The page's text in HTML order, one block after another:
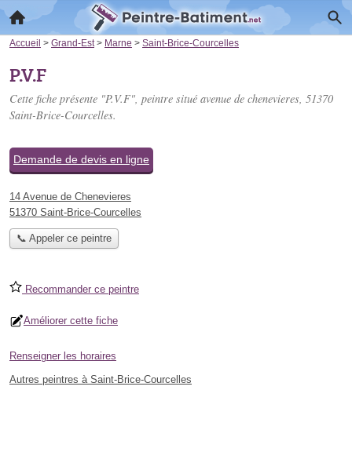
Accueil > Grand-Est > Marne > Saint-Brice-Courcelles
P.V.F
Cette fiche présente "P.V.F", peintre situé avenue de chenevieres, 51370
Saint-Brice-Courcelles.
Demande de devis en ligne
14 Avenue de Chenevieres
51370 Saint-Brice-Courcelles
📞 Appeler ce peintre
Recommander ce peintre
Améliorer cette fiche
Renseigner les horaires
Autres peintres à Saint-Brice-Courcelles